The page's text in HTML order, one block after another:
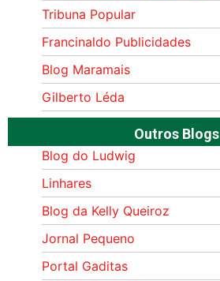
Tribuna Popular
Francinaldo Publicidades
Blog Maramais
Gilberto Léda
Outros Blogs
Blog do Ludwig
Linhares
Blog da Kelly Queiroz
Jornal Pequeno
Portal Gaditas